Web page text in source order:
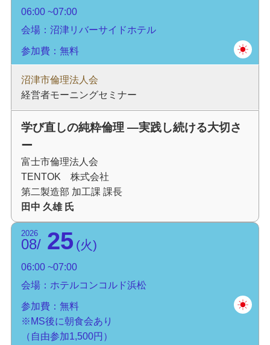
06:00
07:00
会場：沼津リバーサイドホテル
参加費：無料
沼津市倫理法人会
経営者モーニングセミナー
学び直しの純粋倫理 ―実践し続ける大切さ
ー
富士市倫理法人会
TENTOK 株式会社
第二製造部 加工課 課長
田中 久雄 氏
2026
08 25 火
06:00
07:00
会場：ホテルコンコルド浜松
参加費：無料
※MS後に朝食会あり
（自由参加1,500円）